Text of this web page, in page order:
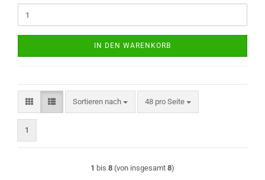
IN DEN WARENKORB
Sortieren nach
Sortieren nach 48 pro Seite
pro Seite
1
1 bis 8 (von insgesamt 8)